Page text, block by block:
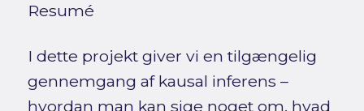
Resumé
I dette projekt giver vi en tilgængelig
gennemgang af kausal inferens –
hvordan man kan sige noget om, hvad